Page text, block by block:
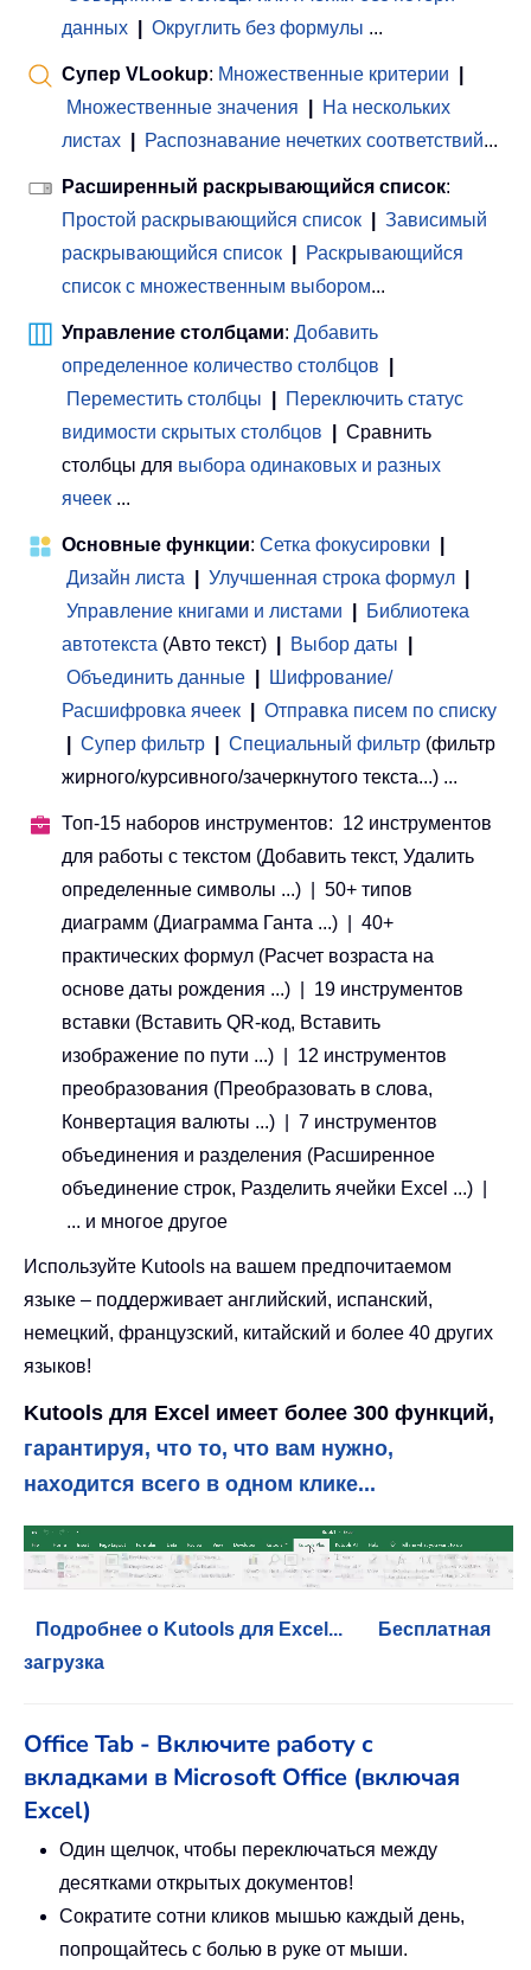
данных
Округлить без формулы ...
Супер VLookup: Множественные критерии
Множественные значения
На нескольких
листах
Распознавание нечетких соответствий...
Расширенный раскрывающийся список:
Простой раскрывающийся список
Зависимый
раскрывающийся список
Раскрывающийся
список с множественным выбором...
Управление столбцами: Добавить
определенное количество столбцов
Переместить столбцы
Переключить статус
видимости скрытых столбцов
Сравнить
столбцы для выбора одинаковых и разных
ячеек ...
Основные функции: Сетка фокусировки
Дизайн листа
Улучшенная строка формул
Управление книгами и листами
Библиотека
автотекста (Авто текст) Выбор даты
Объединить данные
Шифрование/
Расшифровка ячеек
Отправка писем по списку
Супер фильтр Специальный фильтр (фильтр
жирного/курсивного/зачеркнутого текста...) ...
Топ-15 наборов инструментов: 12 инструментов
для работы с текстом (Добавить текст, Удалить
определенные символы ...) | 50+ типов
диаграмм (Диаграмма Ганта ...) | 40+
практических формул (Расчет возраста на
основе даты рождения ...) | 19 инструментов
вставки (Вставить QR-код, Вставить
изображение по пути ...) | 12 инструментов
преобразования (Преобразовать в слова,
Конвертация валюты ...) | 7 инструментов
объединения и разделения (Расширенное
объединение строк, Разделить ячейки Excel ...) |
... и многое другое
Используйте Kutools на вашем предпочитаемом
языке – поддерживает английский, испанский,
немецкий, французский, китайский и более 40 других
языков!
Kutools для Excel имеет более 300 функций,
гарантируя, что то, что вам нужно,
находится всего в одном клике...
Подробнее о Kutools для Excel...
Бесплатная
загрузка
Office Tab - Включите работу с
вкладками в Microsoft Office (включая
Excel)
Один щелчок, чтобы переключаться между
десятками открытых документов!
Сократите сотни кликов мышью каждый день,
попрощайтесь с болью в руке от мыши.